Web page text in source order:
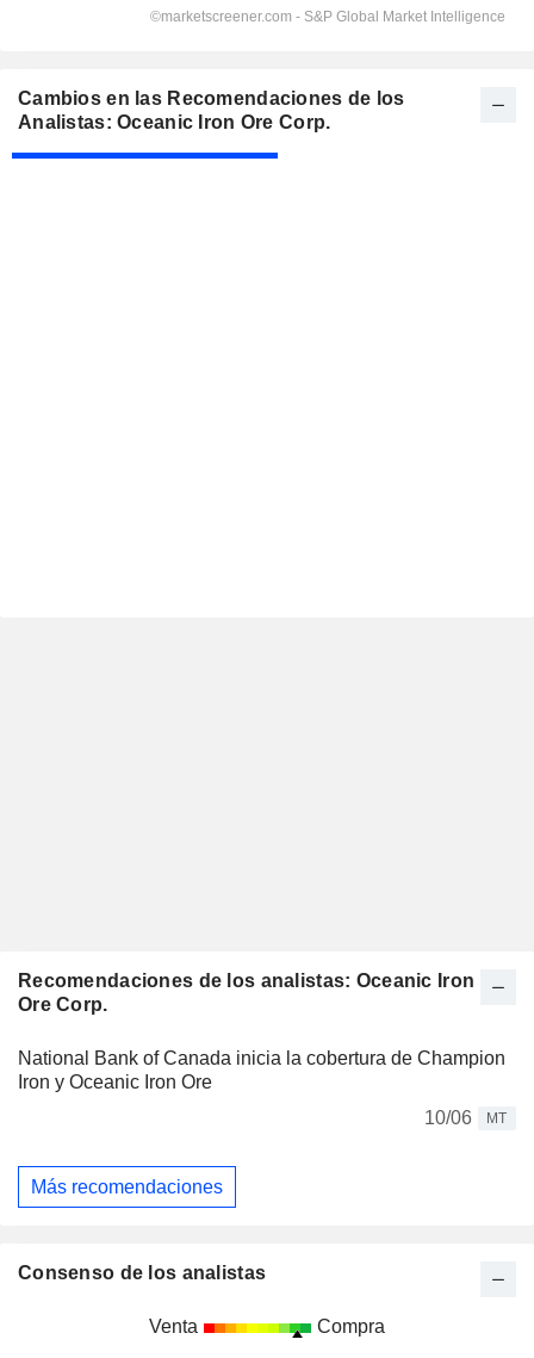
Cambios en las Recomendaciones de los
Analistas: Oceanic Iron Ore Corp.
Recomendaciones de los analistas: Oceanic Iron
Ore Corp.
National Bank of Canada inicia la cobertura de Champion
Iron y Oceanic Iron Ore
10/06
MT
Más recomendaciones
Consenso de los analistas
Venta Compra